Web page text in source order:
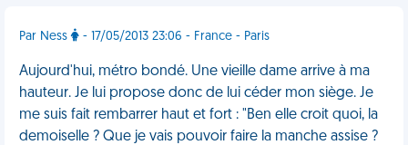
Par Ness - 17/05/2013 23:06 - France - Paris
Aujourd'hui, métro bondé. Une vieille dame arrive à ma
hauteur. Je lui propose donc de lui céder mon siège. Je
me suis fait rembarrer haut et fort : "Ben elle croit quoi, la
demoiselle ? Que je vais pouvoir faire la manche assise ?